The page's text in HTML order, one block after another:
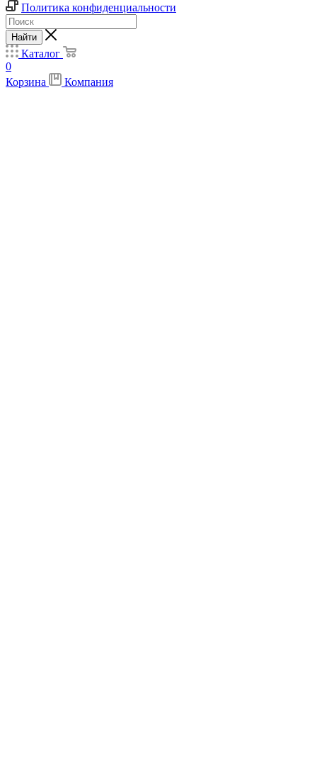
Политика конфиденциальности
Найти
Каталог
0
Корзина
Компания